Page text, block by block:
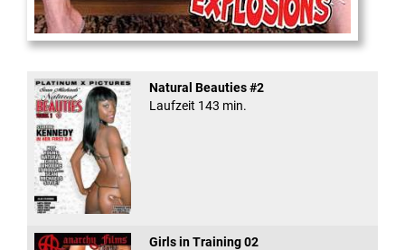
Internal Explosionen
Natural Beauties #2
Laufzeit 143 min.
Girls in Training 02